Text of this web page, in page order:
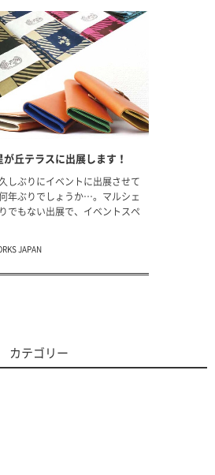
が丘テラスに出展します！
しぶりにイベントに出展させて
年ぶりでしょうか…。マルシェ
でもない出展で、イベントスペ
JAPAN
カテゴリー